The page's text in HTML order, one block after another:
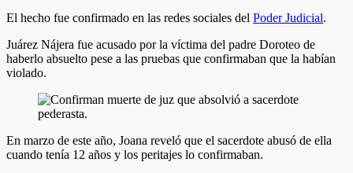
El hecho fue confirmado en las redes sociales del Poder Judicial.
Juárez Nájera fue acusado por la víctima del padre Doroteo de
haberlo absuelto pese a las pruebas que confirmaban que la habían
violado.
En marzo de este año, Joana reveló que el sacerdote abusó de ella
cuando tenía 12 años y los peritajes lo confirmaban.